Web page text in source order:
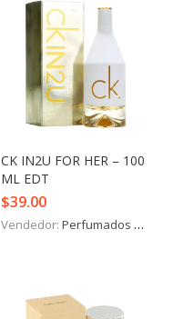
CK IN2U FOR HER – 100
ML EDT
$39.00
Vendedor: Perfumados y más